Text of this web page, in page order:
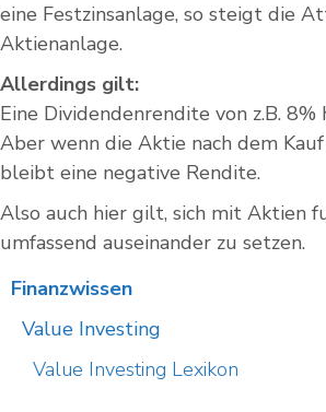
eine Festzinsanlage, so steigt die
Aktienanlage.
Allerdings gilt:
Eine Dividendenrendite von z.B. 8%
Aber wenn die Aktie nach dem
bleibt eine negative Rendite.
Also auch hier gilt, sich mit Aktien
umfassend auseinander zu setzen.
Finanzwissen
Value Investing
Value Investing Lexikon